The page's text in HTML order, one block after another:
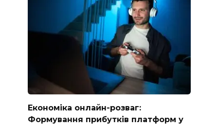
Економіка онлайн-розваг:
Формування прибутків платформ у